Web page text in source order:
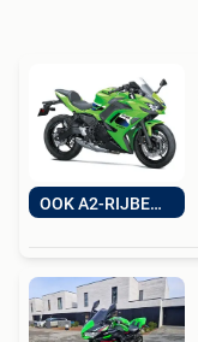
OOK A2-RIJBEWIJS